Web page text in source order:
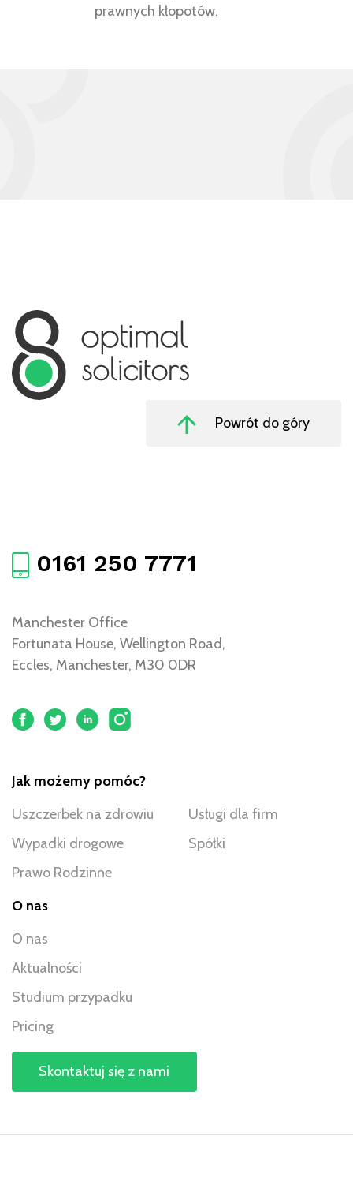
prawnych kłopotów.
Powrót do góry
0161 250 7771
Manchester Office
Fortunata House, Wellington Road,
Eccles, Manchester, M30 0DR
Jak możemy pomóc?
Uszczerbek na zdrowiu
Wypadki drogowe
Prawo Rodzinne
Usługi dla firm
Spółki
O nas
O nas
Aktualności
Studium przypadku
Pricing
Skontaktuj się z nami